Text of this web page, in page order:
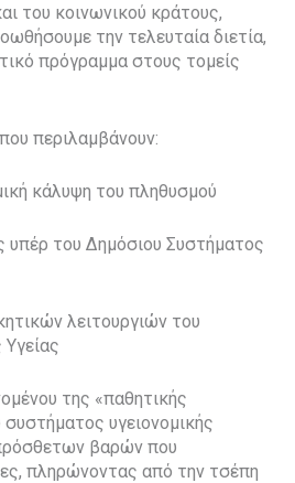
του κοινωνικού κράτους,
την τελευταία διετία,
πρόγραμμα στους τομείς
περιλαμβάνουν:
κάλυψη του πληθυσμού
υπέρ του Δημόσιου Συστήματος
λειτουργιών του
της «παθητικής
υγειονομικής
βαρών που
πληρώνοντας από την τσέπη